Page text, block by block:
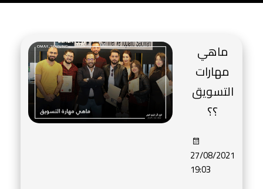
ماهي
مهارات
التسويق
؟؟
27/08/2021
19:03